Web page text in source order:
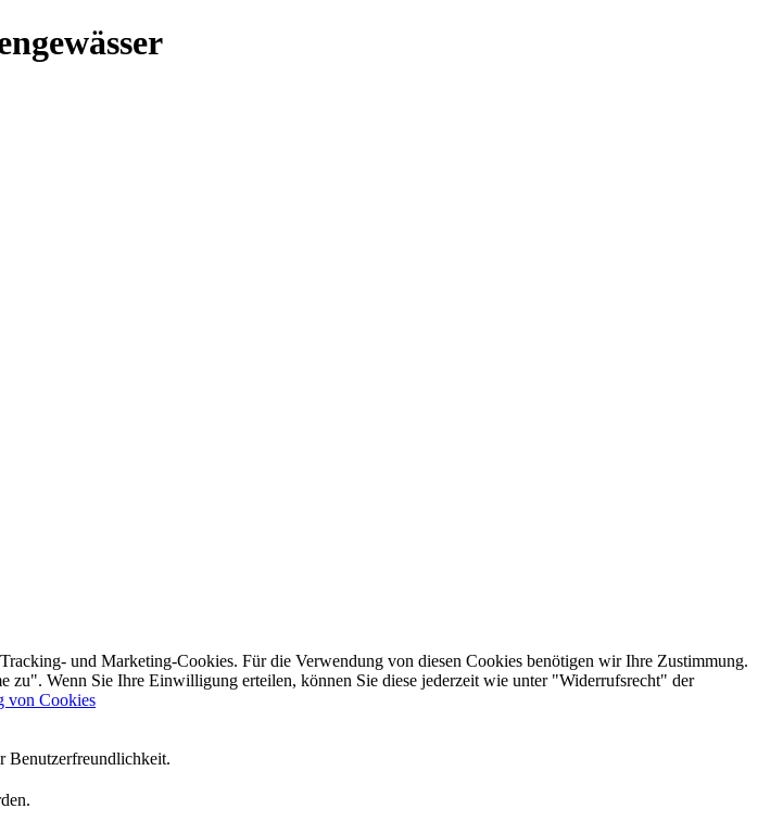
und Marketing-Cookies. Für die Verwendung von diesen Cookies benötigen wir Ihre Zustimmung.
Wenn Sie Ihre Einwilligung erteilen, können Sie diese jederzeit wie unter "Widerrufsrecht" der
von Cookies
Benutzerfreundlichkeit.